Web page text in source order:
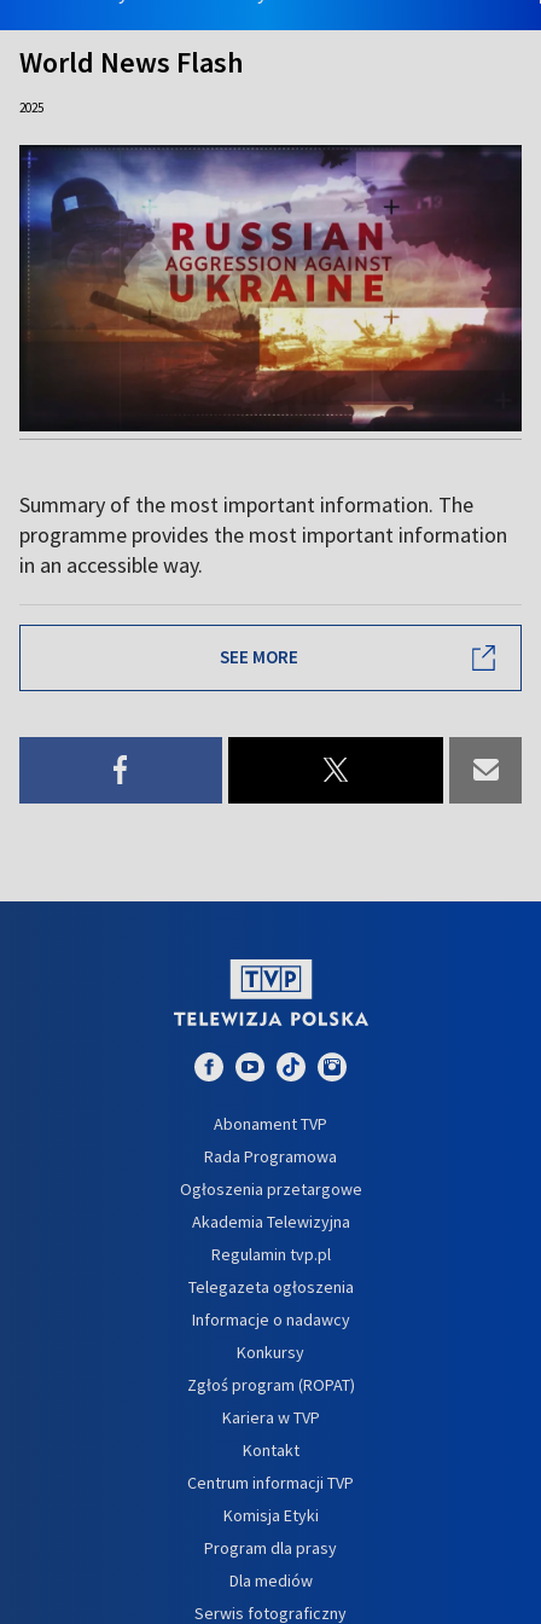
World News Flash
2025
Summary of the most important information. The
programme provides the most important information
in an accessible way.
SEE MORE
Abonament TVP
Rada Programowa
Ogłoszenia przetargowe
Akademia Telewizyjna
Regulamin tvp.pl
Telegazeta ogłoszenia
Informacje o nadawcy
Konkursy
Zgłoś program (ROPAT)
Kariera w TVP
Kontakt
Centrum informacji TVP
Komisja Etyki
Program dla prasy
Dla mediów
Serwis fotograficzny